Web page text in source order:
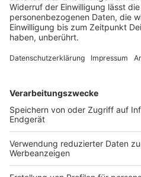
Die Bundespolizei
deutschen Grenze. Dabei
Umlauf gebracht haben soll.
DEINE GEMERKTEN
Du hast dir noch keine
Markiere sie hierfür mit